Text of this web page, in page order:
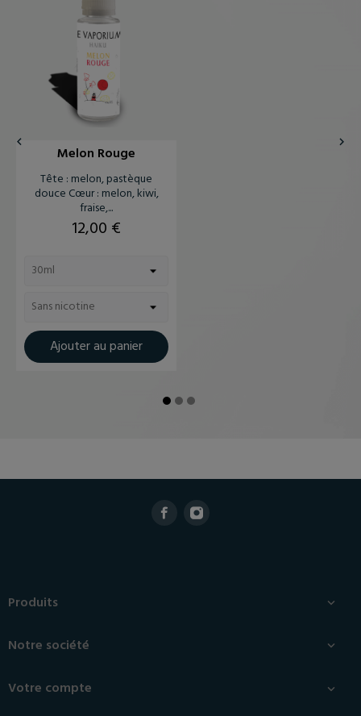
Melon Rouge
Tête : melon, pastèque
douce Cœur : melon, kiwi,
fraise,...
Prix
12,00 €
Ajouter au panier
 
Produits 
Notre société 
Votre compte 